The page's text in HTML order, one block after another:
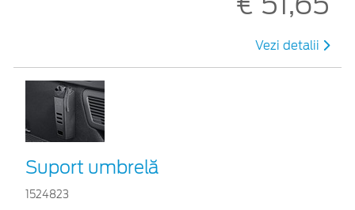
Vezi detalii
Suport umbrelă
1524823